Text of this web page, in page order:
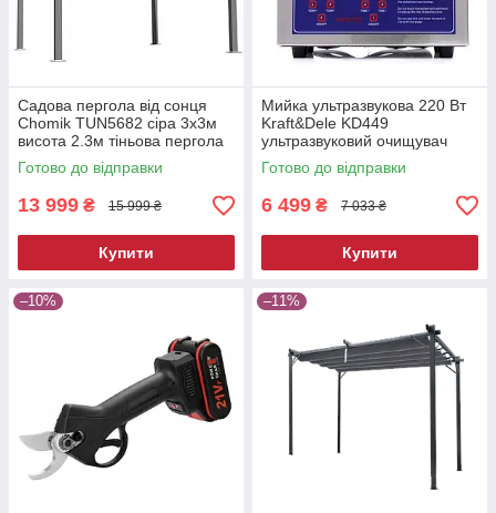
Садова пергола від сонця
Chomik TUN5682 сіра 3х3м
висота 2.3м тіньова пергола
для двору
Готово до відправки
13 999 ₴ 15 999 ₴
Купити
Мийка ультразвукова 220 Вт
Kraft&Dele KD449
ультразвуковий очищувач
Готово до відправки
6 499 ₴ 7 033 ₴
Купити
–10% –11%